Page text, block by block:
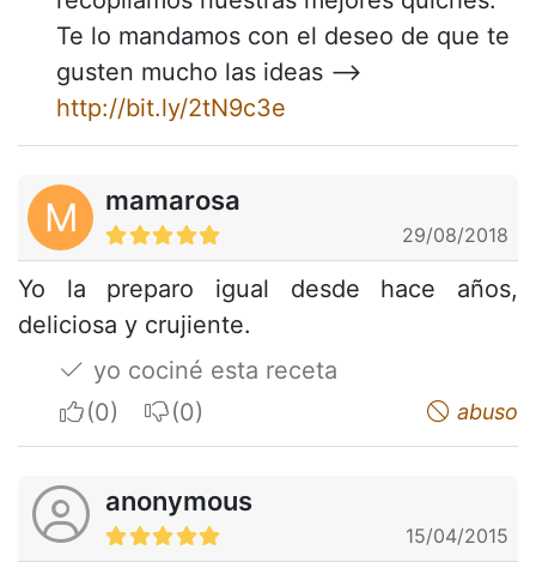
Te lo mandamos con el deseo de que te
gusten mucho las ideas -->
http://bit.ly/2tN9c3e
M mamarosa
29/08/2018
Yo la preparo igual desde hace años,
deliciosa y crujiente.
yo cociné esta receta
I apreciateI do not appreciate abuso
anonymous
15/04/2015